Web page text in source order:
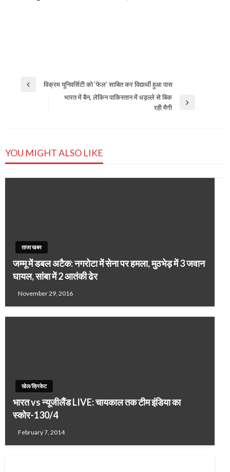
Post
navigation
Previous
विक्रम यूनिवर्सिटी को ‘फेल’ साबित कर विद्यार्थी हुआ पास
भारत में बैन, लेकिन पाकिस्तान में धड़ल्ले से बिक
रही मैगी
YOU MIGHT ALSO LIKE
ताजा खबर
जम्मू में डबल अटैक: नगरोटा में सेना पर हमला, मुठभेड़ में 3 जवान
घायल, सांबा में 2 आतंकी ढेर
November 29, 2016
खेल/क्रिकेट
भारत vs न्यूजीलैंड LIVE: चायकाल तक टीम इंडिया का
स्कोर-130/4
February 7, 2014